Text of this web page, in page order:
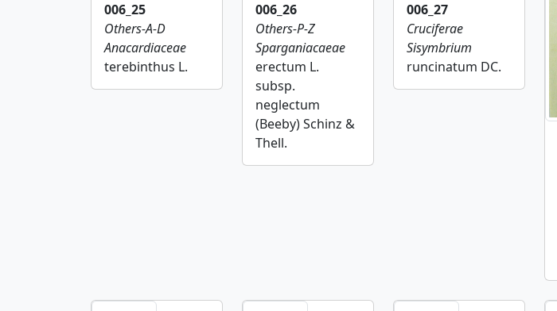
006_25
Others-A-D
Anacardiaceae
terebinthus L.
006_26
Others-P-Z
Sparganiacaeae
erectum L.
subsp.
neglectum
(Beeby) Schinz &
Thell.
006_27
Cruciferae
Sisymbrium
runcinatum DC.